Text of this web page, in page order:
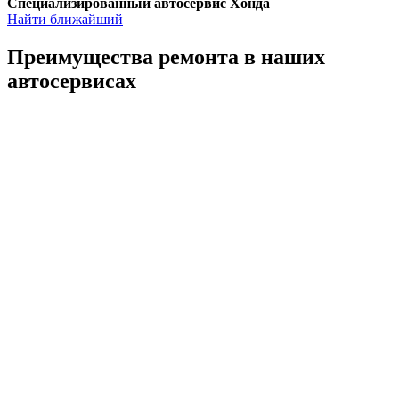
Найти ближайший
Преимущества ремонта в наших
автосервисах